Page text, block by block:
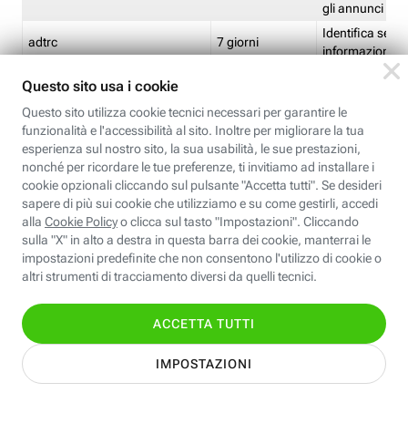
gli annunci
adtrc 7 giorni
Identifica se
informazioni
CFFC<TagID>
Limite di
CM 1 giorno
Identifica se
ricontrollare
corrispondenti
(impostata da
CM14 14 giorni
Identifica se
ricontrollare
corrispondenti
(impostata da
pagine
EBFC<BannerID> 7 giorni
Identifica la
banner
Identifica la